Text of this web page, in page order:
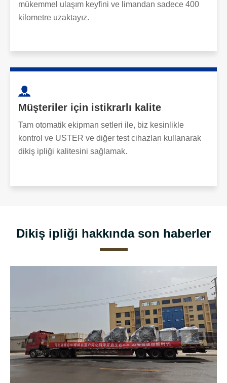
mükemmel ulaşım keyfini ve limandan sadece 400
kilometre uzaktayız.
Müşteriler için istikrarlı kalite
Tam otomatik ekipman setleri ile, biz kesinlikle
kontrol ve USTER ve diğer test cihazları kullanarak
dikiş ipliği kalitesini sağlamak.
Dikiş ipliği hakkında son haberler